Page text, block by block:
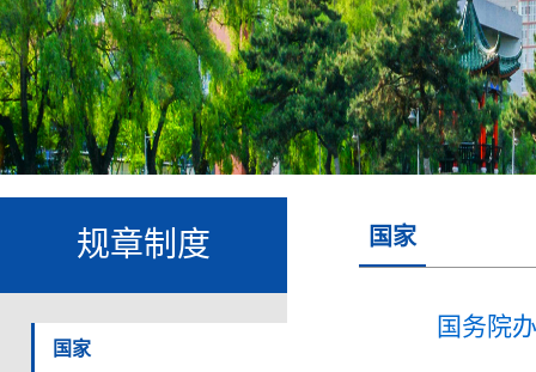
规章制度
国家
国家
国务院